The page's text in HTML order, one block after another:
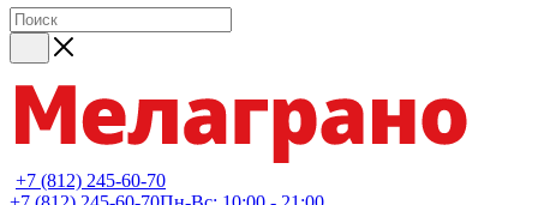
+7 (812) 245-60-70